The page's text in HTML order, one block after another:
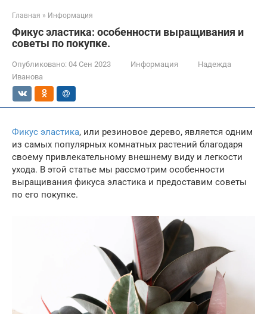
Главная » Информация
Фикус эластика: особенности выращивания и
советы по покупке.
Опубликовано: 04 Сен 2023 Информация
Надежда
Иванова
Фикус эластика, или резиновое дерево, является одним
из самых популярных комнатных растений благодаря
своему привлекательному внешнему виду и легкости
ухода. В этой статье мы рассмотрим особенности
выращивания фикуса эластика и предоставим советы
по его покупке.